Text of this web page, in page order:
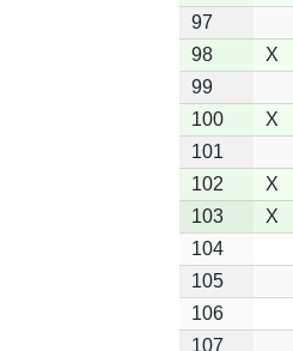
97
98
X
99
100
X
101
102
X
103
X
104
105
106
107